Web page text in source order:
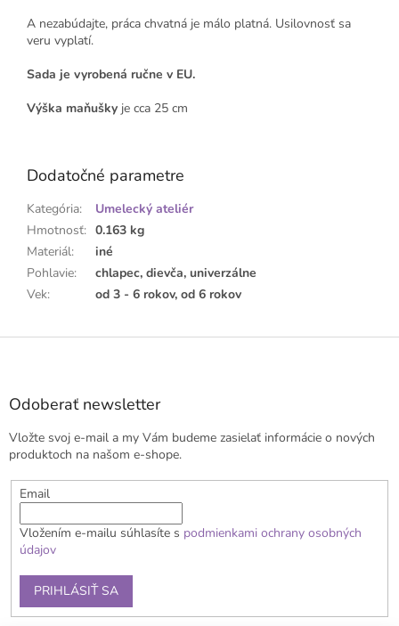
A nezabúdajte, práca chvatná je málo platná. Usilovnosť sa
veru vyplatí.
Sada je vyrobená ručne v EU.
Výška maňušky je cca 25 cm
Dodatočné parametre
Kategória:
Umelecký ateliér
Hmotnosť: 0.163 kg
Materiál:
iné
Pohlavie:
chlapec, dievča, univerzálne
Vek: od 3 - 6 rokov, od 6 rokov
Z
Odoberať newsletter
Vložte svoj e-mail a my Vám budeme zasielať informácie o nových
produktoch na našom e-shope.
Email
Vložením e-mailu súhlasíte s podmienkami ochrany osobných
údajov
PRIHLÁSIŤ SA